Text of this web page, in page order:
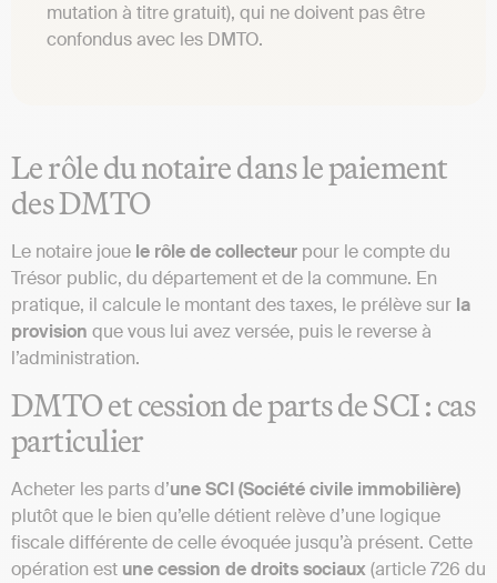
mutation à titre gratuit), qui ne doivent pas être
confondus avec les DMTO.
Le rôle du notaire dans le paiement
des DMTO
Le notaire joue le rôle de collecteur pour le compte du
Trésor public, du département et de la commune. En
pratique, il calcule le montant des taxes, le prélève sur la
provision que vous lui avez versée, puis le reverse à
l’administration.
DMTO et cession de parts de SCI : cas
particulier
Acheter les parts d’une SCI (Société civile immobilière)
plutôt que le bien qu’elle détient relève d’une logique
fiscale différente de celle évoquée jusqu’à présent. Cette
opération est une cession de droits sociaux(article 726 du